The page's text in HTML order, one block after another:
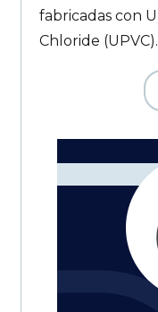
fabricadas con
Chloride (UPVC).